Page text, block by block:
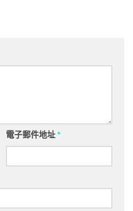
電子郵件地址*